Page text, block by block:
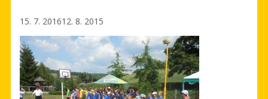
15. 7. 201612. 8. 2015